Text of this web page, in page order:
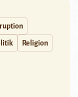
Religion